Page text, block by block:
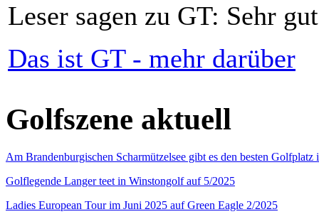
Leser sagen zu GT: Sehr
Das ist GT - mehr darüber
Golfszene aktuell
Am Brandenburgischen Scharmützelsee gibt es den besten
Golflegende Langer teet in Winstongolf auf 5/2025
Ladies European Tour im Juni 2025 auf Green Eagle 2/2025